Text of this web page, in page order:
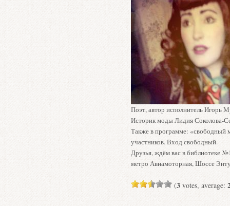
Поэт, автор исполнитель Игорь
Историк моды Лидия Соколова-
Также в программе: «свободный
участников. Вход свободный.
Друзья, ждём вас в библиотеке
метро Авиамоторная, Шоссе
(3votes, average: